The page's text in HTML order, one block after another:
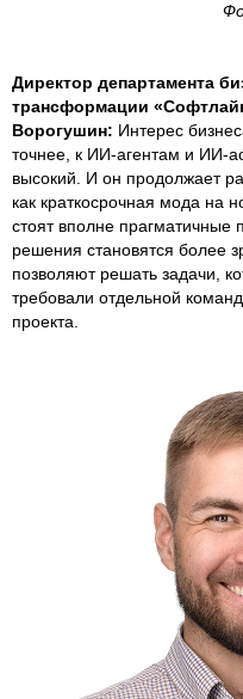
Директор департамента
трансформации
Ворогушин: Интерес
точнее, к ИИ-агентам и ИИ-
высокий. И он продолжает
как краткосрочная мода на
стоят вполне прагматичные
решения становятся более
позволяют решать задачи,
требовали отдельной
проекта.